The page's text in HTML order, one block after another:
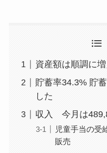
資産額は順調に
貯蓄率34.3% 貯
した
収入 今月は
児童手当の受
販売